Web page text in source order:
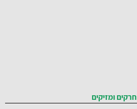
חרקים ומזיקים